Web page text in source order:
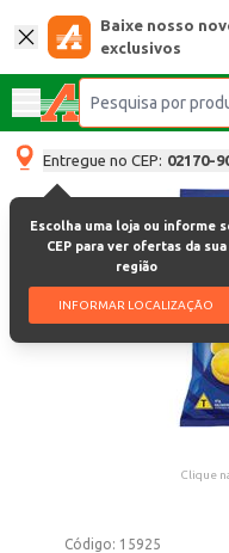
Baixe nosso
exclusivos
Entregue no CEP: 02170-
Escolha uma loja ou informe
CEP para ver ofertas da sua
região
INFORMAR LOCALIZAÇÃO
Clique
Código: 15925